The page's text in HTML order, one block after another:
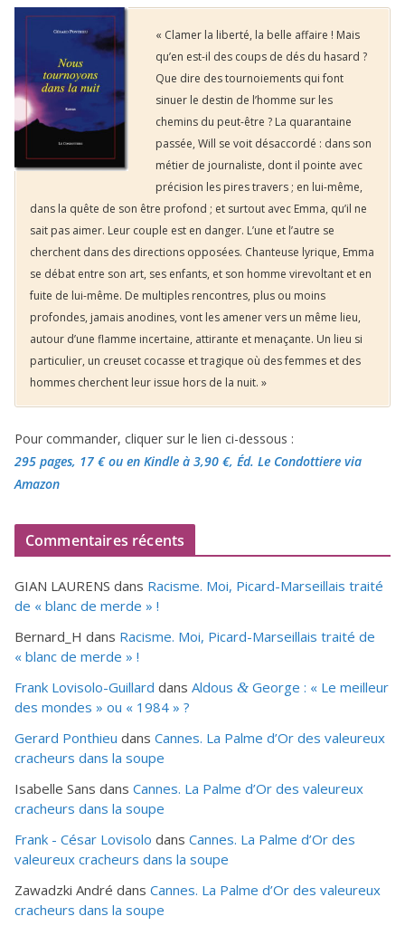
« Clamer la liberté, la belle affaire ! Mais
qu’en est-il des coups de dés du hasard ?
Que dire des tournoiements qui font
sinuer le destin de l’homme sur les
chemins du peut-être ? La quarantaine
passée, Will se voit désaccordé : dans son
métier de journaliste, dont il pointe avec
précision les pires travers ; en lui-même,
dans la quête de son être profond ; et surtout avec Emma, qu’il ne
sait pas aimer. Leur couple est en danger. L’une et l’autre se
cherchent dans des directions opposées. Chanteuse lyrique, Emma
se débat entre son art, ses enfants, et son homme virevoltant et en
fuite de lui-même. De multiples rencontres, plus ou moins
profondes, jamais anodines, vont les amener vers un même lieu,
autour d’une flamme incertaine, attirante et menaçante. Un lieu si
particulier, un creuset cocasse et tragique où des femmes et des
hommes cherchent leur issue hors de la nuit. »
Pour commander, cliquer sur le lien ci-dessous :
295 pages, 17 €ou en Kindle à 3,90 €, Éd. Le Condottiere via
Amazon
Commentaires récents
GIAN LAURENS dans Racisme. Moi, Picard-Marseillais traité
de « blanc de merde » !
Bernard_H dans Racisme. Moi, Picard-Marseillais traité de
« blanc de merde » !
Frank Lovisolo-Guillard dans Aldous & George : « Le meilleur
des mondes » ou « 1984 » ?
Gerard Ponthieu dans Cannes. La Palme d’Or des valeureux
cracheurs dans la soupe
Isabelle Sans dans Cannes. La Palme d’Or des valeureux
cracheurs dans la soupe
Frank - César Lovisolo dans Cannes. La Palme d’Or des
valeureux cracheurs dans la soupe
Zawadzki André dans Cannes. La Palme d’Or des valeureux
cracheurs dans la soupe